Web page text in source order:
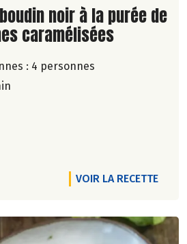
recettenoir à la purée de
caramélisées
: 4 personnes
VOIR LA RECETTE